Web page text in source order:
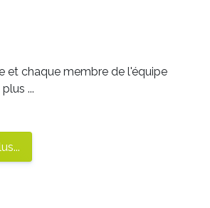
et chaque membre de l'équipe
...